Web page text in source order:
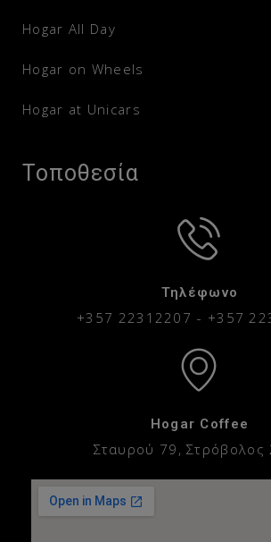
Hogar All Day
Hogar on Wheels
Hogar at Unicars
Τοποθεσία
Τηλέφωνο
+357 22312207 - +357
Hogar Coffee
Σταυρού 79, Στρόβολος